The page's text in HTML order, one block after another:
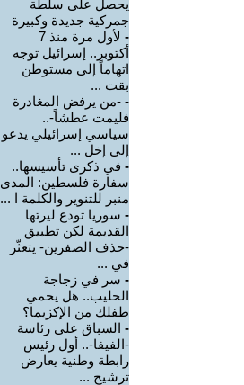
يحصل على سلطة
جمركية جديدة وكبيرة
-
لأول مرة منذ 7
أكتوبر.. إسرائيل توجه
اتهاماً إلى مستوطن
بقت ...
- -من يرفض المغادرة
فليمت عطشاً-..
سياسي إسرائيلي يدعو
إلى إخل ...
- في ذكرى تأسيسها..
سفارة فلسطين: المدى
منبر للتنوير والكلمة ا ...
- سوريا تودع ليرتها
القديمة لكن تطبيق
-حذف الصفرين- يتعثّر
في ...
- سر في زجاجة
الحليب.. هل يحمي
طفلك من الإكزيما؟
- السباق على رئاسة
-الفيفا-.. أول رئيس
رابطة وطنية يعارض
ترشيح ...